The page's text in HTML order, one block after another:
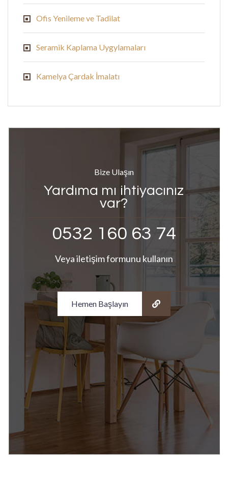
Ofis Yenileme ve Tadilat
Seramik Kaplama Uygylamaları
Kamelya Çardak İmalatı
Bize Ulaşın
Yardıma mı ihtiyacınız
var?
0532 160 63 74
Veya iletişim formunu kullanın
Hemen Başlayın